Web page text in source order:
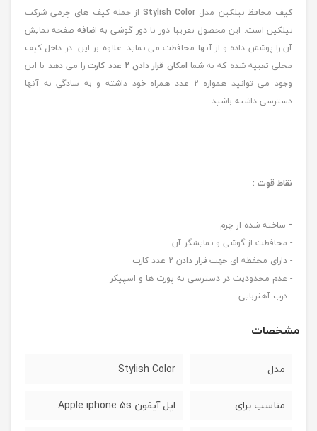
کیف محافظ نیلکین مدل Stylish Colorاز جمله کیف های چرمی شرکت
نیلکین است. این محصول تقریبا دور تا دور گوشی به اضافه صفحه نمایش
آن را پوشش داده و از آنها محافظت می نماید. علاوه بر این در داخل کیف
محلی تعبیه شده که به شما امکان قرار دادن 2 عدد کارت
را می دهد با این
وجود می توانید همواره 2 عدد همراه خود داشته و به سادگی به آنها
دسترسی داشته باشید..
نقاط قوت :
- ساخته شده از چرم
- محافظت از گوشی و نمایشگر آن
- دارای محفظه ای جهت قرار دادن 2 عدد کارت
- عدم محدودیت در دسترسی به پورت ها و اسپیکر
- درب آهنربایی
مشخصات
مدل Stylish Color
مناسب برای اپل آیفون Apple iphone 5s